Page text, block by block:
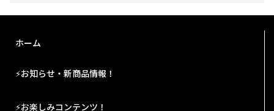
ホーム
⚡お知らせ・新商品情報！
⚡お楽しみコンテンツ！